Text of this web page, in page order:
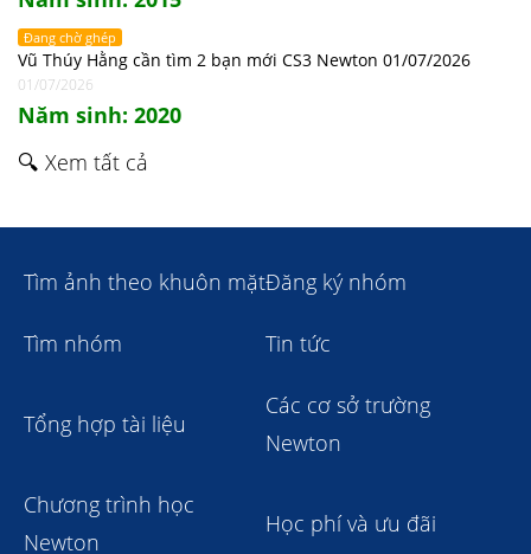
Đang chờ ghép
Vũ Thúy Hằng cần tìm 2 bạn mới CS3 Newton 01/07/2026
01/07/2026
Năm sinh: 2020
🔍 Xem tất cả
Tìm ảnh theo khuôn mặtĐăng ký nhóm
Tìm nhóm Tin tức
Tổng hợp tài liệu
Các cơ sở trường
Newton
Chương trình học
Newton
Học phí và ưu đãi